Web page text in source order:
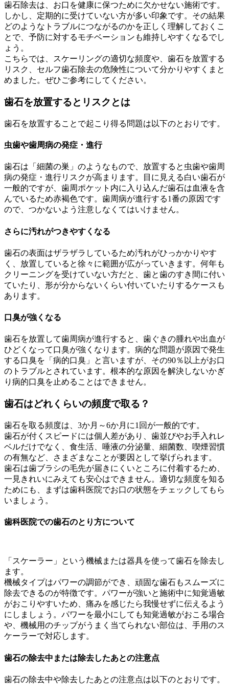
歯石除去は、お口を健康に保つために欠かせない施術です。
しかし、定期的に受けていない方が多い印象です。その結果
どのようなトラブルにつながるのかを正しく理解しておくこ
とで、予防に対するモチベーションも維持しやすくなるでし
ょう。
こちらでは、スケーリングの適切な頻度や、歯石を放置する
リスク、セルフ歯石除去の危険性について分かりやすくまと
めました。ぜひご参考にしてください。
歯石を放置するとリスクとは
歯石を放置することで起こり得る問題は以下のとおりです。
虫歯や歯周病の発症・進行
歯石は「細菌の巣」のようなもので、放置すると虫歯や歯周
病の発症・進行リスクが高まります。目に見える白い歯石が
一般的ですが、歯周ポケット内に入り込んだ歯石は血液を含
んでいるため赤褐色です。歯周病が進行する1番の原因です
ので、つかないよう注意しなくてはいけません。
さらに汚れがつきやすくなる
歯石の表面はザラザラしているため汚れがひっかかりやす
く、放置していると徐々に範囲が広がっていきます。何年も
クリーニングを受けていない方だと、歯と歯のすき間に付い
ていたり、形が分からないくらい付いていたりするケースも
あります。
口臭が強くなる
歯石を放置して歯周病が進行すると、歯ぐきの腫れや出血が
ひどくなって口臭が強くなります。病的な問題が原因で発生
する口臭を「病的口臭」と言いますが、その90％以上がお口
のトラブルとされています。根本的な原因を解決しないかぎ
り病的口臭を止めることはできません。
歯石はどれくらいの頻度で取る？
歯石を取る頻度は、3か月～6か月に1回が一般的です。
歯石が付くスピードには個人差があり、歯並びやお手入れレ
ベルだけでなく、食生活、唾液の分泌量、細菌数、喫煙習慣
の有無など、さまざまなことが要因として挙げられます。
歯石は歯ブラシの毛先が届きにくいところに付着するため、
一見きれいにみえても安心はできません。適切な頻度を知る
ためにも、まずは歯科医院でお口の状態をチェックしてもら
いましょう。
歯科医院での歯石のとり方について
「スケーラー」という機械または器具を使って歯石を除去し
ます。
機械タイプはパワーの調節ができ、頑固な歯石もスムーズに
除去できるのが特徴です。パワーが強いと施術中に知覚過敏
がおこりやすいため、痛みを感じたら我慢せずに伝えるよう
にしましょう。パワーを最小にしても知覚過敏がおこる場合
や、機械用のチップがうまく当てられない部位は、手用のス
ケーラーで対応します。
歯石の除去中または除去したあとの注意点
歯石の除去中や除去したあとの注意点は以下のとおりです。